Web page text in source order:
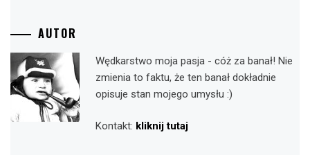
AUTOR
Wędkarstwo moja pasja - cóż za banał! Nie
zmienia to faktu, że ten banał dokładnie
opisuje stan mojego umysłu :)
Kontakt: kliknij tutaj